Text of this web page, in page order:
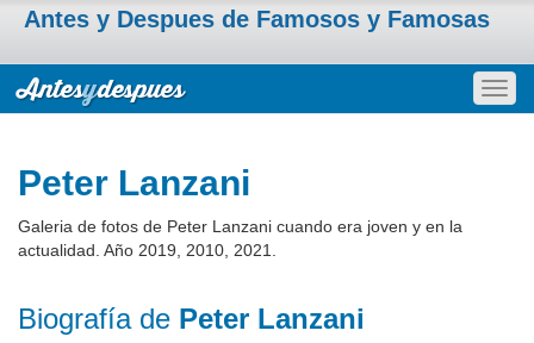
Antes y Despues de Famosos y Famosas
Peter Lanzani
Galeria de fotos de Peter Lanzani cuando era joven y en la
actualidad. Año 2019, 2010, 2021.
Biografía de Peter Lanzani